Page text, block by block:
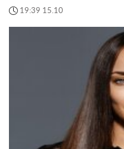
19:39 15.10